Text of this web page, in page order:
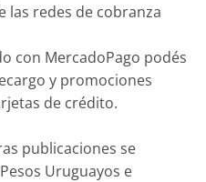
las redes de cobranza
con MercadoPago podés
y promociones
de crédito.
publicaciones se
Uruguayos e